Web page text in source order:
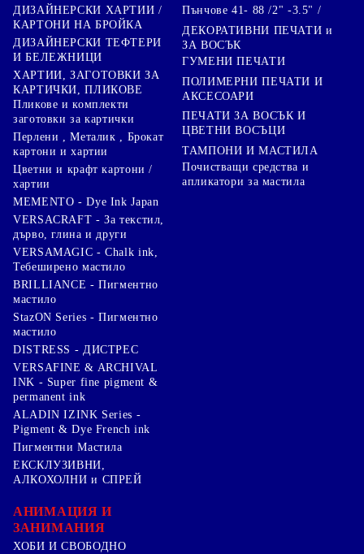
ДИЗАЙНЕРСКИ ХАРТИИ /
КАРТОНИ НА БРОЙКА
ДИЗАЙНЕРСКИ ТЕФТЕРИ
И БЕЛЕЖНИЦИ
ХАРТИИ, ЗАГОТОВКИ ЗА
КАРТИЧКИ, ПЛИКОВЕ
Пликове и комплекти
заготовки за картички
Перлени , Металик , Брокат
картони и хартии
Цветни и крафт картони /
хартии
Пънчове 41- 88 /2" -3.5" /
ДЕКОРАТИВНИ ПЕЧАТИ и
ЗА ВОСЪК
ГУМЕНИ ПЕЧАТИ
ПОЛИМЕРНИ ПЕЧАТИ И
АКСЕСОАРИ
ПЕЧАТИ ЗА ВОСЪК И
ЦВЕТНИ ВОСЪЦИ
ТАМПОНИ И МАСТИЛА
Почистващи средства и
апликатори за мастила
MEMENTO - Dye Ink Japan
VERSACRAFT - За текстил,
дърво, глина и други
VERSAMAGIC - Chalk ink,
Тебеширено мастило
BRILLIANCE - Пигментно
мастило
StazON Series - Пигментно
мастило
DISTRESS - ДИСТРЕС
VERSAFINE & ARCHIVAL
INK - Super fine pigment &
permanent ink
ALADIN IZINK Series -
Pigment & Dye French ink
Пигментни Мастила
ЕКСКЛУЗИВНИ,
АЛКОХОЛНИ и СПРЕЙ
АНИМАЦИЯ И
ЗАНИМАНИЯ
ХОБИ И СВОБОДНО